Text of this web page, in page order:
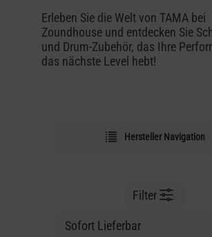
Erleben Sie die Welt von TAMA bei
Zoundhouse und entdecken Sie
und Drum-Zubehör, das Ihre
das nächste Level hebt!
Hersteller Navigation
Filter